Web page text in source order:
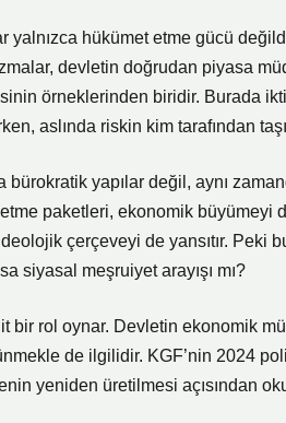
yalnızca hükümet etme gücü
devletin doğrudan piyasa
örneklerinden biridir. Burada
aslında riskin kim tarafından
yapılar değil, aynı
paketleri, ekonomik büyümeyi
çerçeveyi de yansıtır. Peki
siyasal meşruiyet arayışı mı?
bir rol oynar. Devletin ekonomik
de ilgilidir. KGF’nin 2024
yeniden üretilmesi açısından